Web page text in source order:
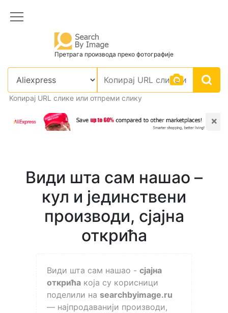
Претрага производа преко фотографије
Копирај URL слике или отпреми слику
×
Види шта сам нашао –
кул и јединствени
производи, сјајна
открића
Види шта сам нашао - сјајна
открића која су корисници
поделили на searchbyimage.ru
— најпродаванији производи,